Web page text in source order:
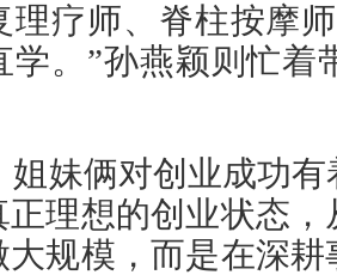
理疗师、脊柱按摩
学。”孙燕颖则忙着
姐妹俩对创业成功
正理想的创业状态
规模，而是在深